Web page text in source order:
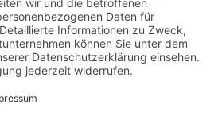
Salzburg
GmbH ist ein Unternehmen von
Salzburg.